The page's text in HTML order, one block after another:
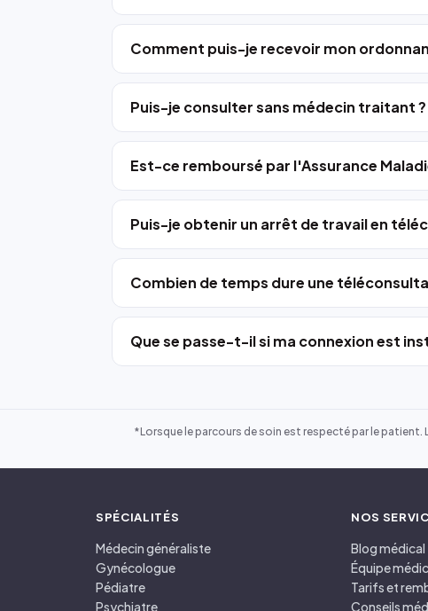
Comment puis-je recevoir mon
Puis-je consulter sans médecin traitant ?
Est-ce remboursé par l'Assurance
Puis-je obtenir un arrêt de travail en
Combien de temps dure une
Que se passe-t-il si ma connexion est
*Lorsque le parcours de soin est respecté par le
SPÉCIALITÉS
Médecin généraliste
Gynécologue
Pédiatre
Psychiatre
NOS
Blog médical
Équipe
Tarifs et
Conseils